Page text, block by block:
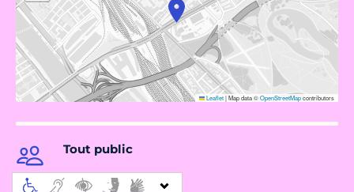
Leaflet|Map data ©OpenStreetMapcontributors
Tout public